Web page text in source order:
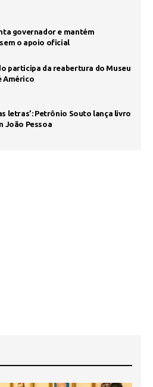
governador e mantém
o apoio oficial
participa da reabertura do Museu
Américo
letras’: Petrônio Souto lança livro
João Pessoa